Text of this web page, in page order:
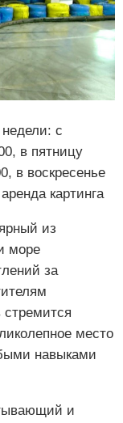
с
в пятницу
в воскресенье
картинга
из
море
за
место
навыками
и